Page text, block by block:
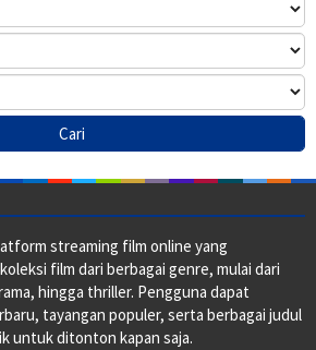
streaming film online yang
film dari berbagai genre, mulai dari
hingga thriller. Pengguna dapat
tayangan populer, serta berbagai judul
untuk ditonton kapan saja.